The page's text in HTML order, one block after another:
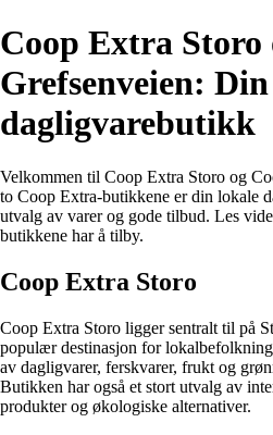
Coop Extra
Grefsenveien:
dagligvarebutikk
Velkommen til Coop Extra Storo og
to Coop Extra-butikkene er din lokale
utvalg av varer og gode tilbud. Les
butikkene har å tilby.
Coop Extra Storo
Coop Extra Storo ligger sentralt til på
populær destinasjon for
av dagligvarer, ferskvarer, frukt og
Butikken har også et stort utvalg av
produkter og økologiske alternativer.